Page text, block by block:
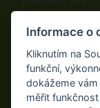
542 32, Úpice
Telefon: +420
Fax: +420 498
E-mail:
Web:www.ama-
Informace o
Kliknutím na
funkční,
dokážeme
měřit